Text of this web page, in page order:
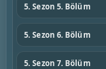
5. Sezon 5. Bölüm
5. Sezon 6. Bölüm
5. Sezon 7. Bölüm